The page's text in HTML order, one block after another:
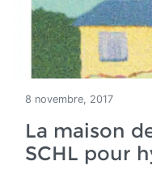
8 novembre, 2017
La maison
SCHL pour